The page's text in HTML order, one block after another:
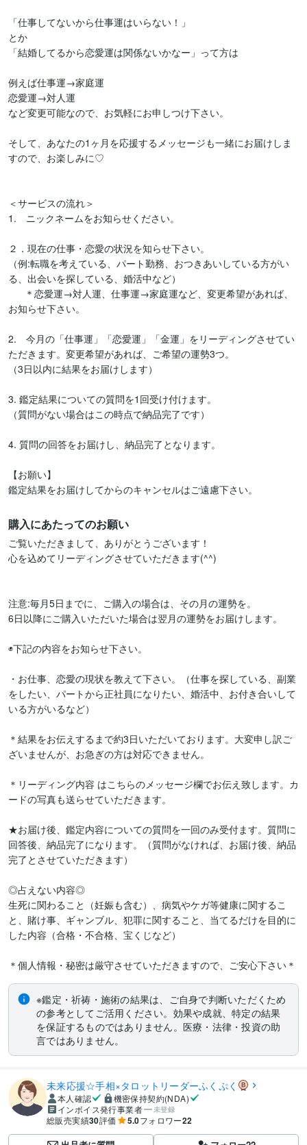
「仕事してないから仕事運はいらない！」
とか
「結婚してるから恋愛運は関係ないかなー」って方は
例えば仕事運→家庭運
恋愛運→対人運
など変更可能なので、お気軽にお申しつけ下さい。
そして、あなたの1ヶ月を応援するメッセージも一緒にお届けしま
すので、お楽しみに♡
＜サービスの流れ＞
1.　ニックネームをお知らせください。
２．現在の仕事・恋愛の状況を知らせ下さい。
（例:転職を考えている、パート勤務、おつきあいしている方がい
る、出会いを探している、婚活中など）
お知らせ下さい。
2.　今月の「仕事運」「恋愛運」「金運」をリーディングさせてい
ただきます。変更希望があれば、ご希望の運勢3つ。
（3日以内に結果をお届けします）
3. 鑑定結果についての質問を1回受け付けます。
（質問がない場合はこの時点で納品完了です）
4. 質問の回答をお届けし、納品完了となります。
【お願い】
購入にあたってのお願い
ご覧いただきまして、ありがとうございます！
心を込めてリーディングさせていただきます(^^)
注意:毎月5日までに、ご購入の場合は、その月の運勢を。
6日以降にご購入いただいた場合は翌月の運勢をお届けします。
◉下記の内容をお知らせ下さい。
・お仕事、恋愛の現状を教えて下さい。（仕事を探している、副業
をしたい、パートから正社員になりたい、婚活中、お付き合いして
いる方がいるなど）
＊結果をお伝えするまで約3日いただいております。大変申し訳ご
ざいませんが、お急ぎの方は対応できません。
＊リーディング内容 はこちらのメッセージ欄でお伝え致します。カ
ードの写真も送らせていただきます。
★お届け後、鑑定内容についての質問を一回のみ受付ます。質問に
回答後、納品完了になります。（質問がなければ、お届け後、納品
完了とさせていただきます）
◎占えない内容◎
生死に関わること（妊娠も含む）、病気やケガ等健康に関するこ
と、賭け事、ギャンブル、犯罪に関すること、当てるだけを目的に
した内容（合格・不合格、宝くじなど）
＊個人情報・秘密は厳守させていただきますので、ご安心下さい＊
※鑑定・祈祷・施術の結果は、ご自身で判断いただくため
の参考としてご活用ください。効果や成就、特定の結果
を保証するものではありません。医療・法律・投資の助
言ではありません。
未来応援☆手相×タロットリーダーふくぷく
本人確認
機密保持契約(NDA)
インボイス発行事業者
未登録
総販売実績30評価 5.0フォロワー22